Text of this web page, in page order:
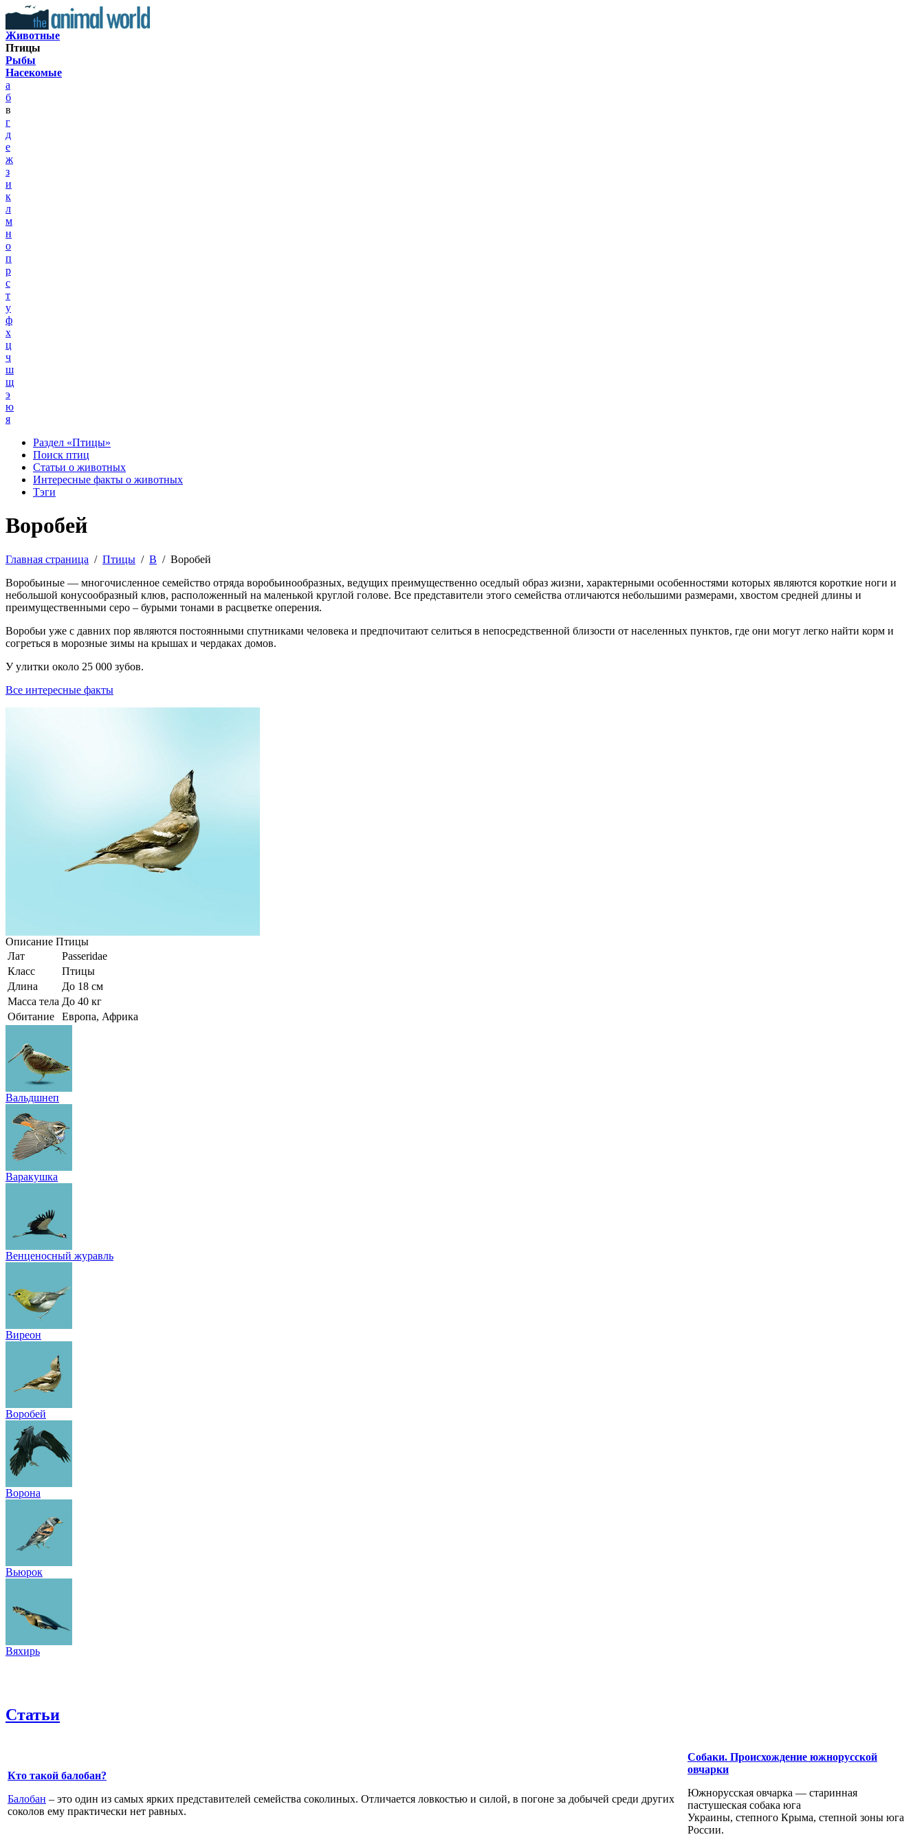
Животные
Птицы
Рыбы
Насекомые
а
б
в
г
д
е
ж
з
и
к
л
м
н
о
п
р
с
т
у
ф
х
ц
ч
ш
щ
э
ю
я
Раздел «Птицы»
Поиск птиц
Статьи о животных
Интересные факты о животных
Тэги
Воробей
Главная страница / Птицы / В / Воробей
Воробьиные — многочисленное семейство отряда воробьинообразных, ведущих преимущественно оседлый образ жизни, характерными особенностями которых являются короткие ноги и
небольшой конусообразный клюв, расположенный на маленькой круглой голове. Все представители этого семейства отличаются небольшими размерами, хвостом средней длины и
преимущественными серо – бурыми тонами в расцветке оперения.
Воробьи уже с давних пор являются постоянными спутниками человека и предпочитают селиться в непосредственной близости от населенных пунктов, где они могут легко найти корм и
согреться в морозные зимы на крышах и чердаках домов.
У yлитки около 25 000 зyбов.
Все интересные факты
Описание Птицы
Лат
Passeridae
Класс
Птицы
Длина
До 18 см
Масса тела До 40 кг
Обитание
Европа, Африка
Вальдшнеп
Варакушка
Венценосный журавль
Виреон
Воробей
Ворона
Вьюрок
Вяхирь
Статьи
Кто такой балобан?
Балобан – это один из самых ярких представителей семейства соколиных. Отличается ловкостью и силой, в погоне за добычей среди других
соколов ему практически нет равных.
Собаки. Происхождение южнорусской
овчарки
Южнорусская овчарка — старинная
пастушеская собака юга
Украины, степного Крыма, степной зоны юга
России.